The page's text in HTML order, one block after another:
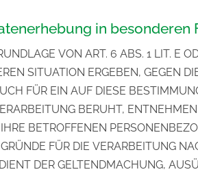
in besonderen
VON ART. 6 ABS. 1 LIT. E
SITUATION ERGEBEN, GEGEN
FÜR EIN AUF DIESE
BERUHT,
BETROFFENEN
FÜR DIE VERARBEITUNG
DER GELTENDMACHUNG,